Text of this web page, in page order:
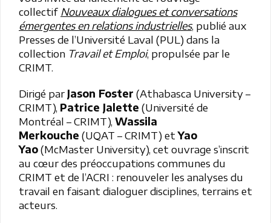
collectif Nouveaux dialogues et conversations
émergentes en relations industrielles, publié aux
Presses de l’Université Laval (PUL) dans la
collection Travail et Emploi, propulsée par le
CRIMT.
Dirigé par Jason Foster (Athabasca University –
CRIMT), Patrice Jalette (Université de
Montréal – CRIMT), Wassila
Merkouche (UQAT – CRIMT) etYao
Yao(McMaster University), cet ouvrage s’inscrit
au cœur des préoccupations communes du
CRIMT et de l’ACRI : renouveler les analyses du
travail en faisant dialoguer disciplines, terrains et
acteurs.